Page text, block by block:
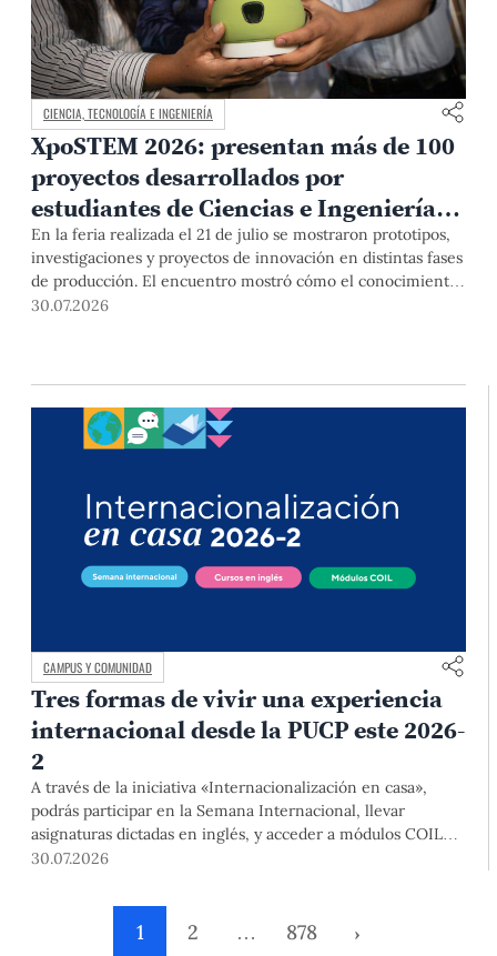
CIENCIA, TECNOLOGÍA E INGENIERÍA
XpoSTEM 2026: presentan más de 100
proyectos desarrollados por
estudiantes de Ciencias e Ingeniería
PUCP orientados a atender
necesidades del país
En la feria realizada el 21 de julio se mostraron prototipos,
investigaciones y proyectos de innovación en distintas fases
de producción. El encuentro mostró cómo el conocimiento
adquirido en las aulas puede responder a desafíos concretos
30.07.2026
CAMPUS Y COMUNIDAD
Tres formas de vivir una experiencia
internacional desde la PUCP este 2026-
2
A través de la iniciativa «Internacionalización en casa»,
podrás participar en la Semana Internacional, llevar
asignaturas dictadas en inglés, y acceder a módulos COIL
junto con estudiantes y docentes de universidades
mediante el Campus Virtual, durante la Matrícula 2026-2.
30.07.2026
1 2 … 878 ›